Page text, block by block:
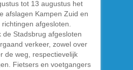
tot 13 augustus het
afslagen Kampen Zuid en
afgesloten.
de Stadsbrug afgesloten
verkeer, zowel over
de weg, respectievelijk
Fietsers en voetgangers